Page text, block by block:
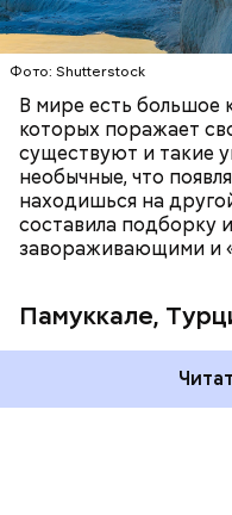
Фото: Shutterstock
В мире есть большое
которых поражает
существуют и такие
необычные, что
находишься на
составила подборку
завораживающими и
Памуккале,